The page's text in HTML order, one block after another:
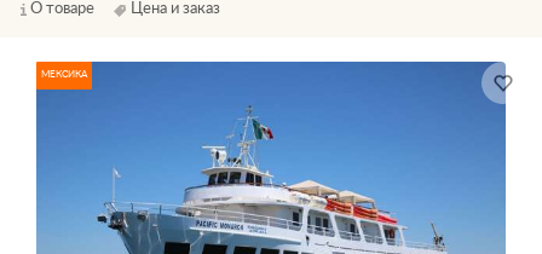
О товаре Цена и заказ
МЕКСИКА